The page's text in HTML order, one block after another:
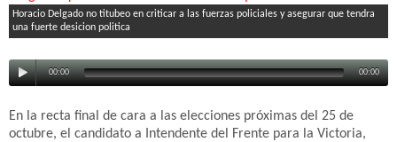
Horacio Delgado no titubeo en criticar a las fuerzas policiales y asegurar que tendra
una fuerte desicion politica
00:00 00:00
En la recta final de cara a las elecciones próximas del 25 de
octubre, el candidato a Intendente del Frente para la Victoria,